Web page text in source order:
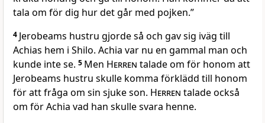
tala om för dig hur det går med pojken.”
4 Jerobeams hustru gjorde så och gav sig iväg till
Achias hem i Shilo. Achia var nu en gammal man och
kunde inte se. 5 Men Herren talade om för honom att
Jerobeams hustru skulle komma förklädd till honom
för att fråga om sin sjuke son. Herren talade också
om för Achia vad han skulle svara henne.